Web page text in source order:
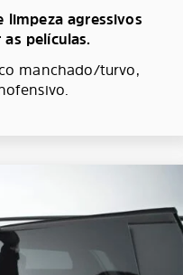
limpeza agressivos
películas.
manchado/turvo,